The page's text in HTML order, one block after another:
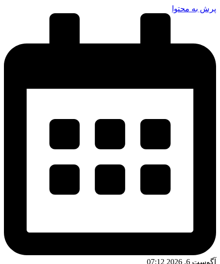
به محتوا
6, 2026 07:12